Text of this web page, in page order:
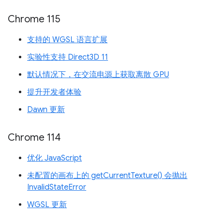
Chrome 115
支持的 WGSL 语言扩展
实验性支持 Direct3D 11
默认情况下，在交流电源上获取离散 GPU
提升开发者体验
Dawn 更新
Chrome 114
优化 JavaScript
未配置的画布上的 getCurrentTexture() 会抛出
InvalidStateError
WGSL 更新